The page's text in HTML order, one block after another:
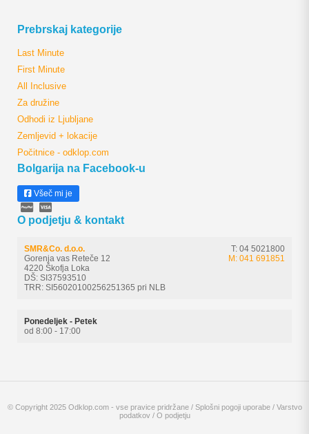
Prebrskaj kategorije
Last Minute
First Minute
All Inclusive
Za družine
Odhodi iz Ljubljane
Zemljevid + lokacije
Počitnice - odklop.com
Bolgarija na Facebook-u
Všeč mi je
O podjetju & kontakt
SMR&Co. d.o.o.
Gorenja vas Reteče 12
4220 Škofja Loka
DŠ: SI37593510
TRR: SI56020100256251365 pri NLB
T: 04 5021800
M: 041 691851
Ponedeljek - Petek
od 8:00 - 17:00
© Copyright 2025 Odklop.com - vse pravice pridržane / Splošni pogoji uporabe/ Varstvo
podatkov/ O podjetju